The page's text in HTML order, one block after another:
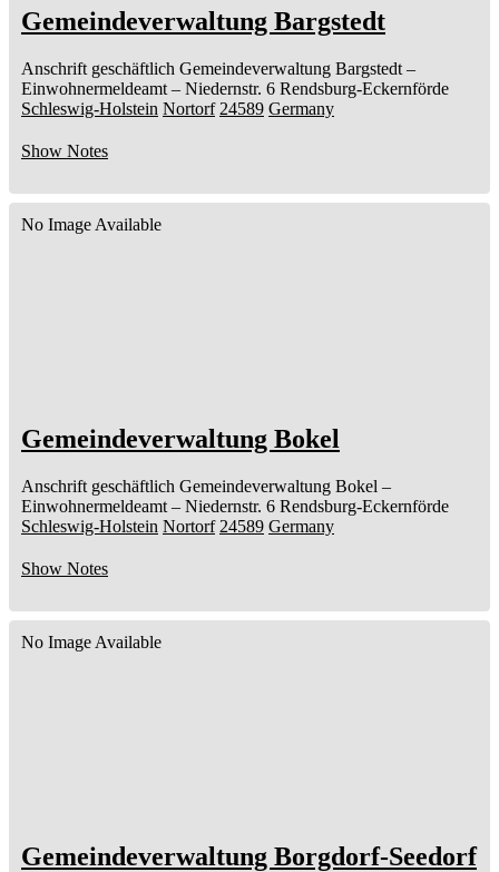
Gemeindeverwaltung Bargstedt
Anschrift geschäftlich Gemeindeverwaltung Bargstedt –
Einwohnermeldeamt – Niedernstr. 6 Rendsburg-Eckernförde
Schleswig-Holstein Nortorf 24589 Germany
Show Notes
No Image Available
Gemeindeverwaltung Bokel
Anschrift geschäftlich Gemeindeverwaltung Bokel –
Einwohnermeldeamt – Niedernstr. 6 Rendsburg-Eckernförde
Schleswig-Holstein Nortorf 24589 Germany
Show Notes
No Image Available
Gemeindeverwaltung Borgdorf-Seedorf